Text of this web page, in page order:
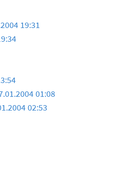
19:31
01:08
02:53